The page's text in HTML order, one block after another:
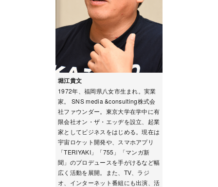
堀江貴文
1972年、福岡県八女市生まれ。実業
家。 SNS media &consulting株式会
社ファウンダー。東京大学在学中に有
限会社オン・ザ・エッヂを設立、起業
家としてビジネスをはじめる。現在は
宇宙ロケット開発や、スマホアプリ
「TERIYAKI」「755」「マンガ新
聞」のプロデュースを手がけるなど幅
広く活動を展開。また、TV、ラジ
オ、インターネット番組にも出演、活